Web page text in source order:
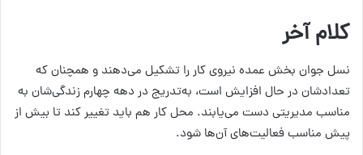
کلام آخر
نسل جوان بخش عمده نیروی کار را تشکیل می‌دهند و همچنان که
تعدادشان در حال افزایش است، به‌تدریج در دهه چهارم زندگی‌شان به
مناسب مدیریتی دست می‌یابند. محل کار هم باید تغییر کند تا بیش از
پیش مناسب فعالیت‌های آن‌ها شود.